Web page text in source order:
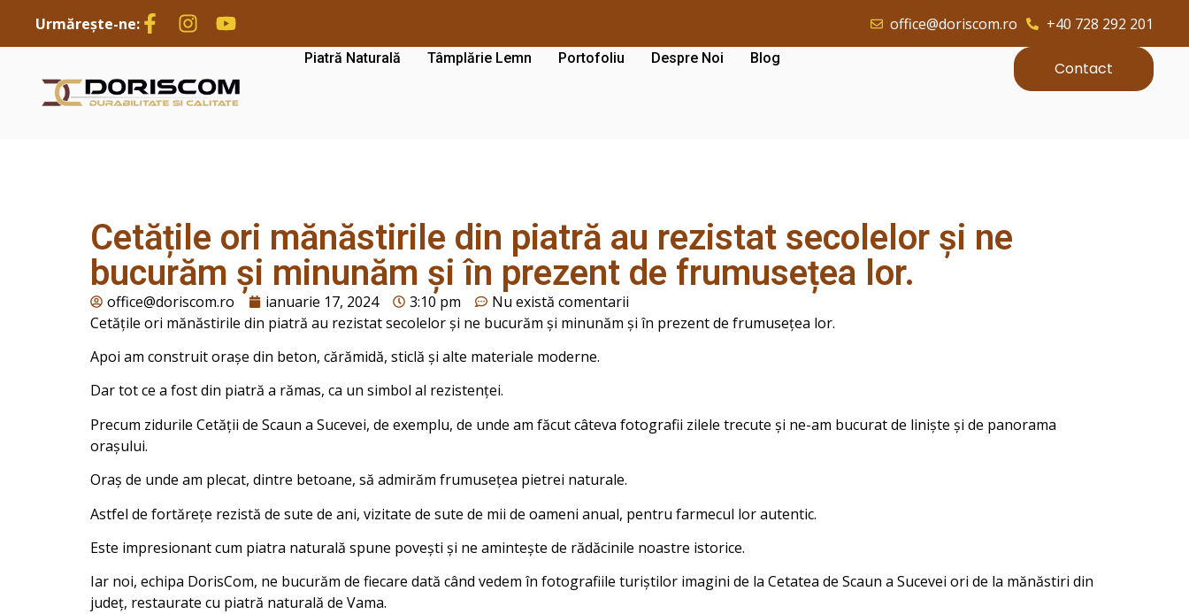
Urmărește-ne: office@doriscom.ro +40 728 292 201
Piatră Naturală Tâmplărie Lemn Portofoliu Despre Noi Blog
Contact
Cetățile ori mănăstirile din piatră au rezistat secolelor și ne
bucurăm și minunăm și în prezent de frumusețea lor.
office@doriscom.ro ianuarie 17, 2024 3:10 pm
Nu există comentarii
Cetățile ori mănăstirile din piatră au rezistat secolelor și ne bucurăm și minunăm și în prezent de frumusețea lor.
Apoi am construit orașe din beton, cărămidă, sticlă și alte materiale moderne.
Dar tot ce a fost din piatră a rămas, ca un simbol al rezistenței.
Precum zidurile Cetății de Scaun a Sucevei, de exemplu, de unde am făcut câteva fotografii zilele trecute și ne-am bucurat de liniște și de panorama
orașului.
Oraș de unde am plecat, dintre betoane, să admirăm frumusețea pietrei naturale.
Astfel de fortărețe rezistă de sute de ani, vizitate de sute de mii de oameni anual, pentru farmecul lor autentic.
Este impresionant cum piatra naturală spune povești și ne amintește de rădăcinile noastre istorice.
Iar noi, echipa DorisCom, ne bucurăm de fiecare dată când vedem în fotografiile turiștilor imagini de la Cetatea de Scaun a Sucevei ori de la mănăstiri din
județ, restaurate cu piatră naturală de Vama.